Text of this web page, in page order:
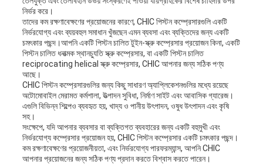
নির্ভর করে।
তাদের কম রক্ষণাবেক্ষণের প্রয়োজনের কারণে, CHIC পিস্টন কম্প্রেসারগুলি একটি
নির্ভরযোগ্য এবং ব্যয়বহুল সমাধান খুঁজছেন এমন ব্যবসা এবং ব্যক্তিদের জন্য একটি
চমৎকার পছন্দ।আপনি একটি পিস্টন চালিত টুইন-স্ক্রু কম্প্রেসার প্রয়োজন কিনা, একটি
পিস্টন চালিত ধনাত্মক স্থানচ্যুতি স্ক্রু কম্প্রেসার, বা একটি পিস্টন চালিত
reciprocating helical স্ক্রু কম্প্রেসার, CHIC আপনার জন্য সঠিক পণ্য
আছে।
CHIC পিস্টন কম্প্রেসারগুলির জন্য কিছু সাধারণ অ্যাপ্লিকেশনগুলির মধ্যে রয়েছে
অটোমোবাইল মেরামত কর্মশালা, উত্পাদন সুবিধা, নির্মাণ সাইট এবং আবাসিক গ্যারেজ।
এগুলি বিভিন্ন শিল্পেও ব্যবহৃত হয়, খাদ্য ও পানীয় উৎপাদন, ওষুধ উৎপাদন এবং কৃষি
সহ।
সংক্ষেপে, যদি আপনার ব্যবসার বা ব্যক্তিগত ব্যবহারের জন্য একটি বহুমুখী এবং
নির্ভরযোগ্য কম্প্রেসার প্রয়োজন হয়, CHIC পিস্টন কম্প্রেসার একটি চমৎকার পছন্দ।
কম রক্ষণাবেক্ষণের প্রয়োজনীয়তা, এবং নির্ভরযোগ্য পারফরম্যান্স, আপনি CHIC
আপনার প্রয়োজনের জন্য সঠিক পণ্য প্রদান করতে বিশ্বাস করতে পারেন।